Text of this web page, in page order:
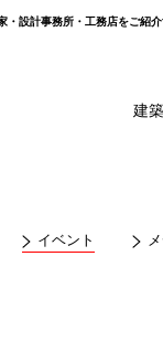
・設計事務所・工務店をご紹
建
イベント